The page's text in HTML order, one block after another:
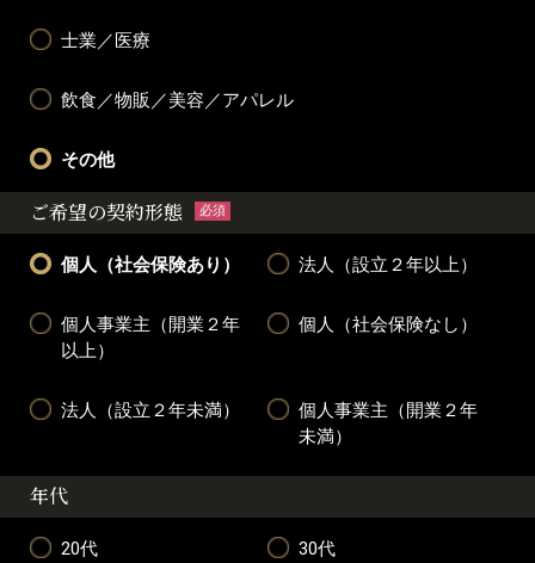
士業／医療
飲食／物販／美容／アパレル
その他
ご希望の契約形態 必須
個人（社会保険あり） 法人（設立２年以上）
個人事業主（開業２年
以上）
個人（社会保険なし）
法人（設立２年未満）
個人事業主（開業２年
未満）
年代
20代 30代